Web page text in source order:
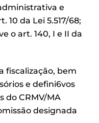
e
10 da Lei 5.517/68;
o art. 140, I e II da
fiscalização, bem
e defini6vos
do CRMV/MA
designada